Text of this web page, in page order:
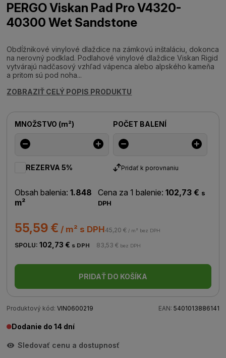
PERGO Viskan Pad Pro V4320-
40300 Wet Sandstone
Obdĺžnikové vinylové dlaždice na zámkovú inštaláciu, dokonca
na nerovný podklad. Podlahové vinylové dlaždice Viskan Rigid
vytvárajú nadčasový vzhľad vápenca alebo alpského kameňa
a pritom sú pod noha...
ZOBRAZIŤ CELÝ POPIS PRODUKTU
MNOŽSTVO (m²) POČET BALENÍ
REZERVA 5% Pridať k porovnaniu
Obsah balenia: 1.848
m²
Cena za 1 balenie: 102,73 € s
DPH
55,59 € / m² s DPH45,20 € / m² bez DPH
SPOLU:102,73 € s DPH 83,53 € bez DPH
PRIDAŤ DO KOŠÍKA
Produktový kód: VIN0600219 EAN: 5401013886141
Dodanie do 14 dní
Sledovať cenu a dostupnosť